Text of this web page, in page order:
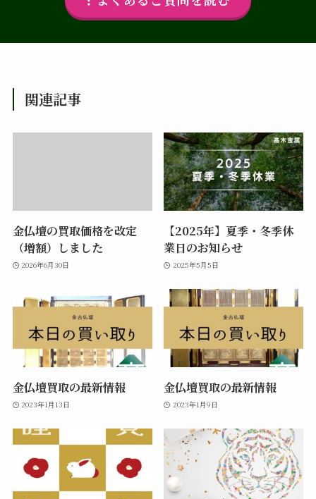
関連記事
金仏壇の買取価格を改定
（増額）しました
2026年6月30日
【2025年】夏季・冬季休
業日のお知らせ
2025年5月5日
金仏壇買取の最新情報
2023年1月13日
金仏壇買取の最新情報
2023年1月9日